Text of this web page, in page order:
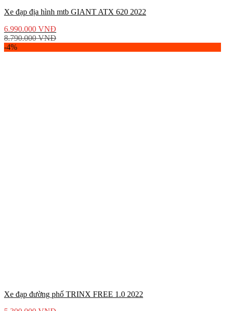
Xe đạp địa hình mtb GIANT ATX 620 2022
6.990.000 VNĐ
8.790.000VNĐ
-4%
Xe đạp đường phố TRINX FREE 1.0 2022